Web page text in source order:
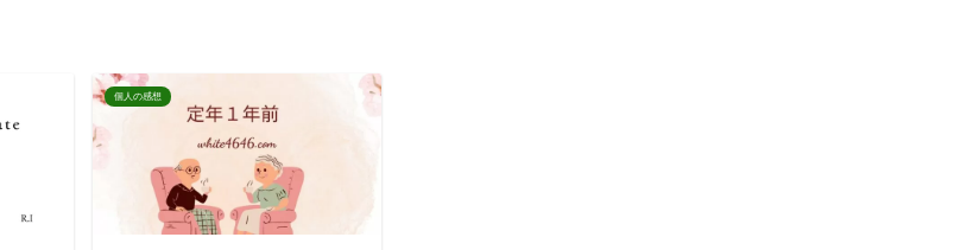
個人の感想